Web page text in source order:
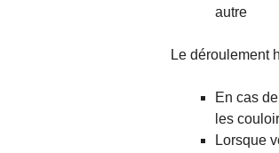
autre
Le déroulement
En cas
les
Lorsque